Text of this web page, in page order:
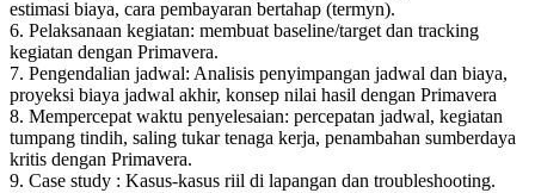
estimasi biaya, cara pembayaran bertahap (termyn).
6. Pelaksanaan kegiatan: membuat baseline/target dan tracking
kegiatan dengan Primavera.
7. Pengendalian jadwal: Analisis penyimpangan jadwal dan biaya,
proyeksi biaya jadwal akhir, konsep nilai hasil dengan Primavera
8. Mempercepat waktu penyelesaian: percepatan jadwal, kegiatan
tumpang tindih, saling tukar tenaga kerja, penambahan sumberdaya
kritis dengan Primavera.
9. Case study : Kasus-kasus riil di lapangan dan troubleshooting.